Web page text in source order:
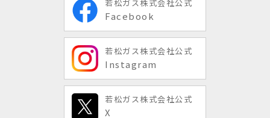
若松ガス株式会社公式
Facebook
若松ガス株式会社公式
Instagram
若松ガス株式会社公式
X